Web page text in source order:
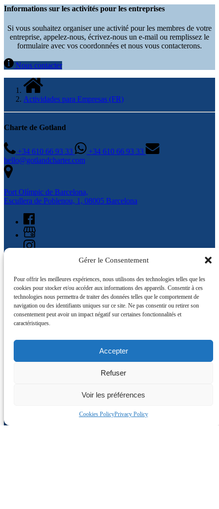
Gérer le Consentement
Pour offrir les meilleures expériences, nous utilisons des technologies telles que les
cookies pour stocker et/ou accéder aux informations des appareils. Consentir à ces
technologies nous permettra de traiter des données telles que le comportement de
navigation ou des identifiants uniques sur ce site. Ne pas consentir ou retirer son
consentement peut avoir un impact négatif sur certaines fonctionnalités et
caractéristiques.
Accepter
Refuser
Voir les préférences
Cookies PolicyPrivacy Policy
Informations sur les activités pour les entreprises
Si vous souhaitez organiser une activité pour les membres de votre
entreprise, appelez-nous, écrivez-nous un e-mail ou remplissez le
formulaire avec vos coordonnées et nous vous contacterons.
Nous contacter
Actividades para Empresas (FR)
Charte de Gotland
+34 610 66 93 33
+34 610 66 93 33
hello@gotlandcharter.com
Port Olímpic de Barcelona,
Escullera de Poblenou, 1, 08005 Barcelona